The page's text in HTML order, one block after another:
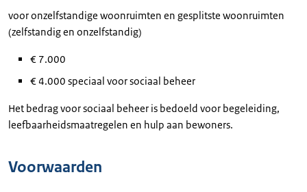
voor onzelfstandige woonruimten en gesplitste woonruimten
(zelfstandig en onzelfstandig)
€ 7.000
€ 4.000 speciaal voor sociaal beheer
Het bedrag voor sociaal beheer is bedoeld voor begeleiding,
leefbaarheidsmaatregelen en hulp aan bewoners.
Voorwaarden